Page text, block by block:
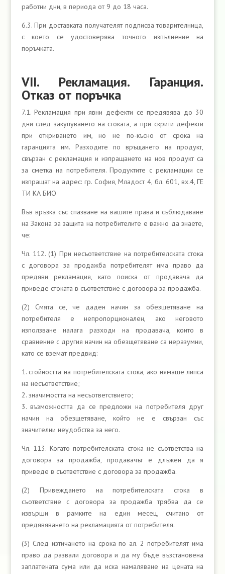
работни дни, в периода от 9 до 18 часа.
6.3. При доставката получателят подписва товарителница,
с което се удостоверява точното изпълнение на
поръчката.
VІІ. Рекламация. Гаранция.
Отказ от поръчка
7.1. Рекламация при явни дефекти се предявява до 30
дни след закупуването на стоката, а при скрити дефекти
при откриването им, но не по-късно от срока на
гаранцията им. Разходите по връщането на продукт,
свързан с рекламация и изпращането на нов продукт са
за сметка на потребителя. Продуктите с рекламации се
изпращат на адрес: гр. София, Младост 4, бл. 601, вх.4, ГЕ
ТИ КА БИО
Във връзка със спазване на вашите права и съблюдаване
на Закона за защита на потребителите е важно да знаете,
че:
Чл. 112. (1) При несъответствие на потребителската стока
с договора за продажба потребителят има право да
предяви рекламация, като поиска от продавача да
приведе стоката в съответствие с договора за продажба.
(2) Смята се, че даден начин за обезщетяване на
потребителя е непропорционален, ако неговото
използване налага разходи на продавача, които в
сравнение с другия начин на обезщетяване са неразумни,
като се вземат предвид:
1. стойността на потребителската стока, ако нямаше липса
на несъответствие;
2. значимостта на несъответствието;
3. възможността да се предложи на потребителя друг
начин на обезщетяване, който не е свързан със
значителни неудобства за него.
Чл. 113. Когато потребителската стока не съответства на
договора за продажба, продавачът е длъжен да я
приведе в съответствие с договора за продажба.
(2) Привеждането на потребителската стока в
съответствие с договора за продажба трябва да се
извърши в рамките на един месец, считано от
предявяването на рекламацията от потребителя.
(3) След изтичането на срока по ал. 2 потребителят има
право да развали договора и да му бъде възстановена
заплатената сума или да иска намаляване на цената на